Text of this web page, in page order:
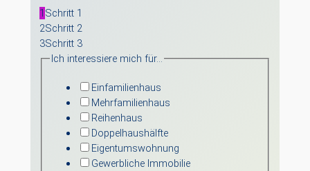
1 Schritt 1
2Schritt 2
3Schritt 3
Ich interessiere mich für…
Einfamilienhaus
Mehrfamilienhaus
Reihenhaus
Doppelhaushälfte
Eigentumswohnung
Gewerbliche Immobilie